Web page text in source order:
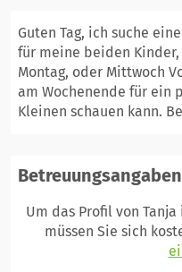
Guten Tag, ich suche
für meine beiden
Montag, oder Mittwoch
am Wochenende für ein
Kleinen schauen kann.
Betreuungsangaben
Um das Profil von
müssen Sie sich